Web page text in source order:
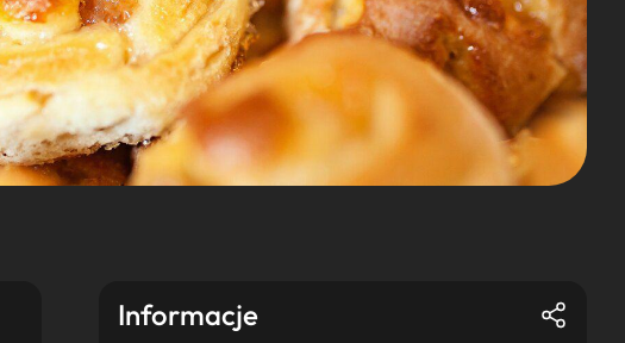
Informacje